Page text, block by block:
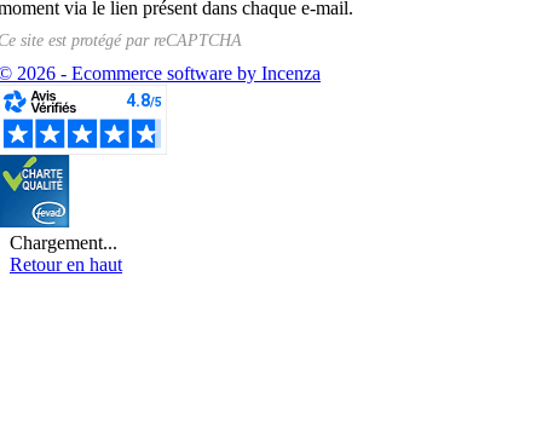
via le lien présent dans chaque e-mail.
site est protégé parreCAPTCHA
2026 - Ecommerce software by Incenza
Chargement...
Retour en haut